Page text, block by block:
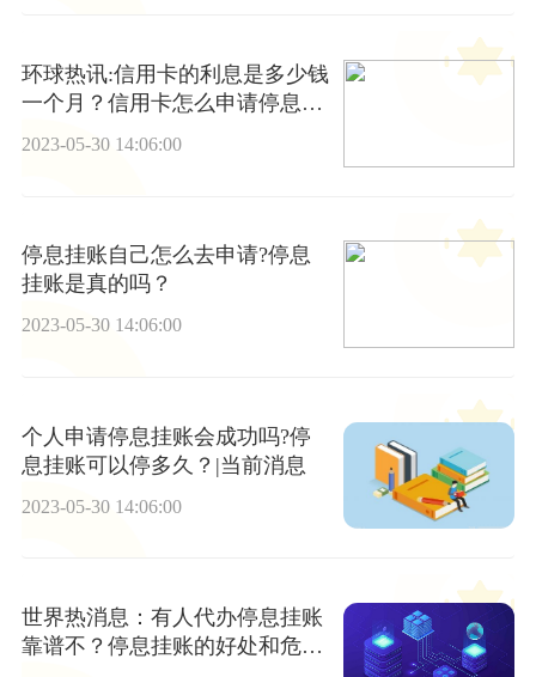
环球热讯:信用卡的利息是多少钱
一个月？信用卡怎么申请停息挂
账
2023-05-30 14:06:00
停息挂账自己怎么去申请?停息
挂账是真的吗？
2023-05-30 14:06:00
个人申请停息挂账会成功吗?停
息挂账可以停多久？|当前消息
2023-05-30 14:06:00
世界热消息：有人代办停息挂账
靠谱不？停息挂账的好处和危害